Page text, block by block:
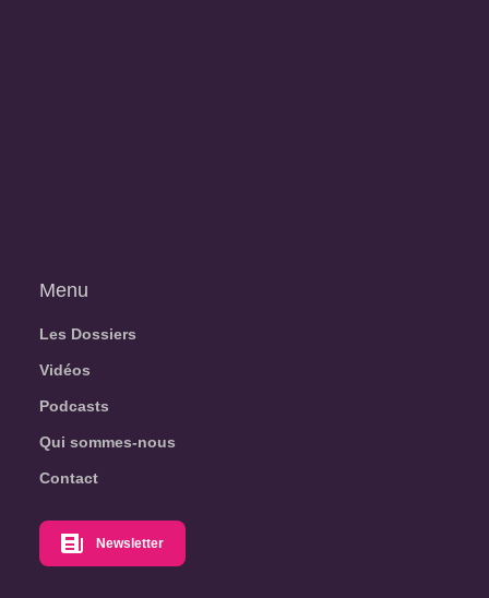
Menu
Les Dossiers
Vidéos
Podcasts
Qui sommes-nous
Contact
Newsletter